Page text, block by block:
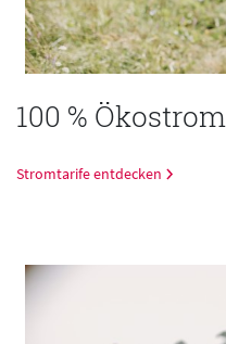
100 % Ökostrom
Stromtarife entdecken